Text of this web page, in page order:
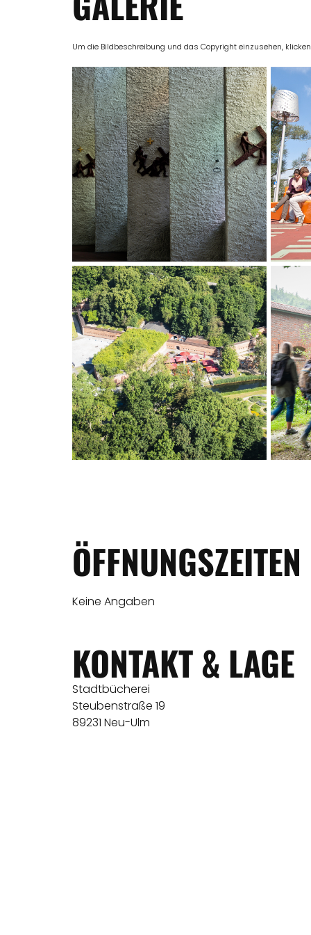
Um die Bildbeschreibung und das Copyright einzusehen,
ÖFFNUNGSZEITEN
Keine Angaben
KONTAKT & LAGE
Stadtbücherei
Steubenstraße 19
89231 Neu-Ulm